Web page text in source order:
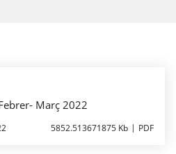
Març 2022
5852.513671875 Kb PDF